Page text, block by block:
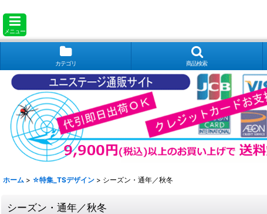
メニュー
カテゴリ 商品検索
ホーム > ☆特集_TSデザイン > シーズン・通年／秋冬
シーズン・通年／秋冬